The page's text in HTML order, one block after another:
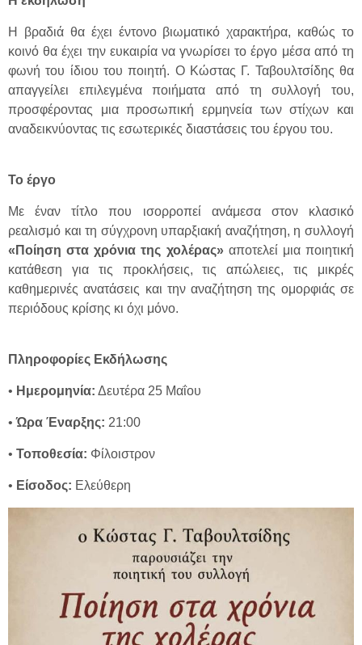
Η βραδιά θα έχει έντονο βιωματικό χαρακτήρα, καθώς το
κοινό θα έχει την ευκαιρία να γνωρίσει το έργο μέσα από τη
φωνή του ίδιου του ποιητή. Ο Κώστας Γ. Ταβουλτσίδης θα
απαγγείλει επιλεγμένα ποιήματα από τη συλλογή του,
προσφέροντας μια προσωπική ερμηνεία των στίχων και
αναδεικνύοντας τις εσωτερικές διαστάσεις του έργου του.
Το έργο
Με έναν τίτλο που ισορροπεί ανάμεσα στον κλασικό
ρεαλισμό και τη σύγχρονη υπαρξιακή αναζήτηση, η συλλογή
«Ποίηση στα χρόνια της χολέρας»αποτελεί μια ποιητική
κατάθεση για τις προκλήσεις, τις απώλειες, τις μικρές
καθημερινές ανατάσεις και την αναζήτηση της ομορφιάς σε
περιόδους κρίσης κι όχι μόνο.
Πληροφορίες Εκδήλωσης
• Ημερομηνία: Δευτέρα 25 Μαΐου
•Ώρα Έναρξης: 21:00
• Τοποθεσία: Φίλοιστρον
• Είσοδος: Ελεύθερη